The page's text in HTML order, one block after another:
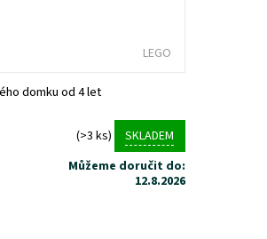
LEGO
domku od 4 let
(>3 ks)
SKLADEM
Můžeme doručit do:
12.8.2026